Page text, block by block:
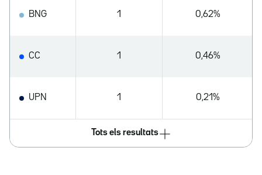
BNG 1 0,62%
CC 1 0,46%
UPN 1 0,21%
Tots els resultats